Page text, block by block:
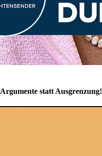
Argumente statt Ausgrenzung!